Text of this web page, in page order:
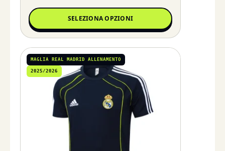
SELEZIONA OPZIONI
MAGLIA REAL MADRID ALLENAMENTO
2025/2026